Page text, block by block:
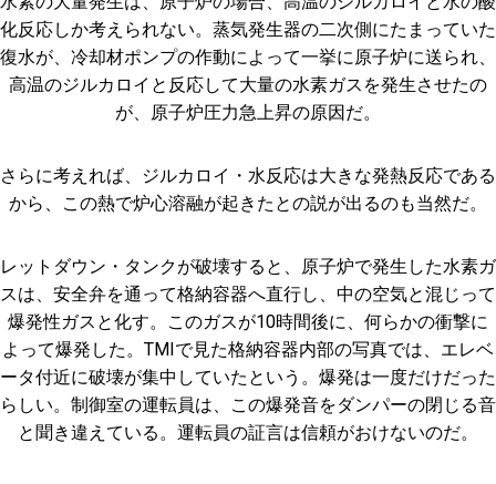
化反応しか考えられない。蒸気発生器の二次側にたまっていた
復水が、冷却材ポンプの作動によって一挙に原子炉に送られ、
高温のジルカロイと反応して大量の水素ガスを発生させたの
が、原子炉圧力急上昇の原因だ。
さらに考えれば、ジルカロイ・水反応は大きな発熱反応である
から、この熱で炉心溶融が起きたとの説が出るのも当然だ。
レットダウン・タンクが破壊すると、原子炉で発生した水素ガ
スは、安全弁を通って格納容器へ直行し、中の空気と混じって
爆発性ガスと化す。このガスが10時間後に、何らかの衝撃に
よって爆発した。TMIで見た格納容器内部の写真では、エレベ
ータ付近に破壊が集中していたという。爆発は一度だけだった
らしい。制御室の運転員は、この爆発音をダンパーの閉じる音
と聞き違えている。運転員の証言は信頼がおけないのだ。